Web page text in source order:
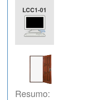
LCC1-01
Resumo: